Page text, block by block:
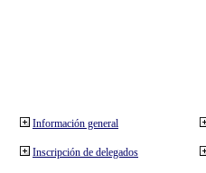
Información general
Inscripción de delegados